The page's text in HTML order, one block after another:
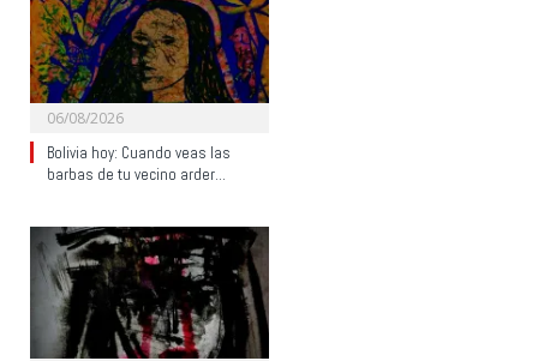
06/08/2026
Bolivia hoy: Cuando veas las
barbas de tu vecino arder…